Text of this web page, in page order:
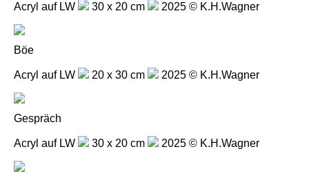
Acryl auf LW 30 x 20 cm 2025 © K.H.Wagner
Böe
Acryl auf LW 20 x 30 cm 2025 © K.H.Wagner
Gespräch
Acryl auf LW 30 x 20 cm 2025 © K.H.Wagner